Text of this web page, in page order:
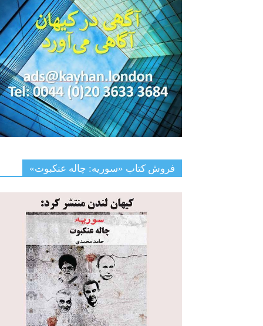
فروش کتاب «سوریه: چاله عنکبوت»